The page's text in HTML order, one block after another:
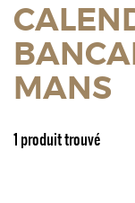
MANS
1 produit trouvé